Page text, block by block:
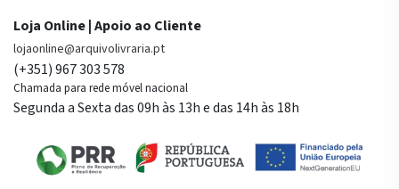
Loja Online | Apoio ao Cliente
lojaonline@arquivolivraria.pt
(+351) 967 303 578
Chamada para rede móvel nacional
Segunda a Sexta das 09h às 13h e das 14h às 18h